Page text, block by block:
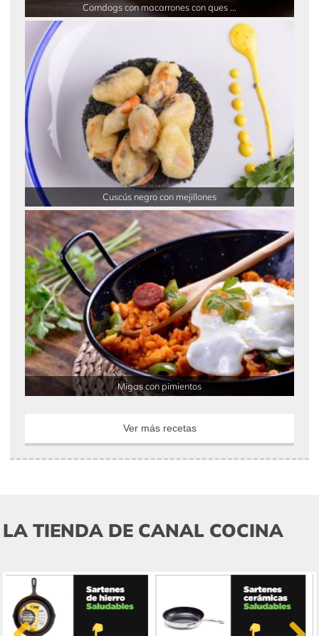
Corndogs con macarrones con ques ...
Cuscús negro con mejillones
Migas con pimientos
Ver más recetas
LA TIENDA DE CANAL COCINA